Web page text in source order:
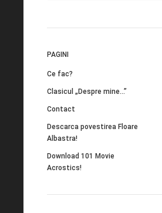
PAGINI
Ce fac?
Clasicul „Despre mine…”
Contact
Descarca povestirea Floare
Albastra!
Download 101 Movie
Acrostics!